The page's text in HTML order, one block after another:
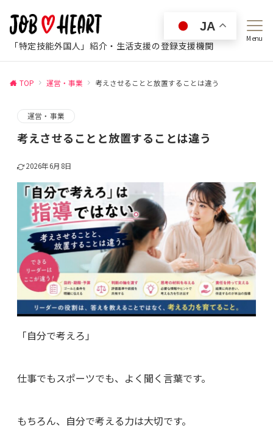
「特定技能外国人」紹介・生活支援の登録支援機関
Menu
TOP 運営・事業 考えさせることと放置することは違う
運営・事業
考えさせることと放置することは違う
2026年6月8日
「自分で考えろ」
仕事でもスポーツでも、よく聞く言葉です。
もちろん、自分で考える力は大切です。
JA